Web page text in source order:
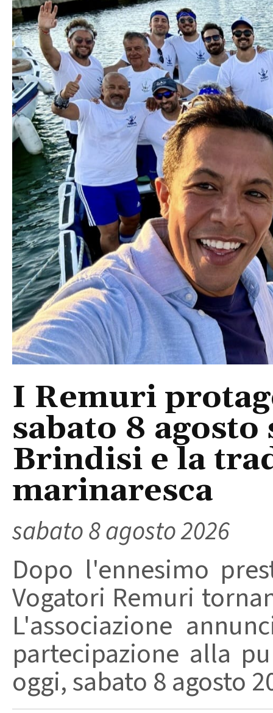
I Remuri
sabato 8
Brindisi e la
marinaresca
sabato 8 agosto 2026
Dopo l'ennesimo
Vogatori Remuri
L'associazione
partecipazione alla
oggi, sabato 8 agosto